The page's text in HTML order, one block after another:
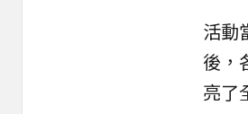
活動
後，
亮了